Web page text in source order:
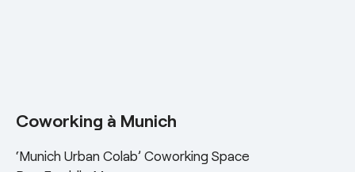
Coworking à Munich
‘Munich Urban Colab’ Coworking Space